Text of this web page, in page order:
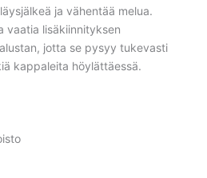
ja vähentää melua.
vaatia lisäkiinnityksen
jotta se pysyy tukevasti
kappaleita höylättäessä.